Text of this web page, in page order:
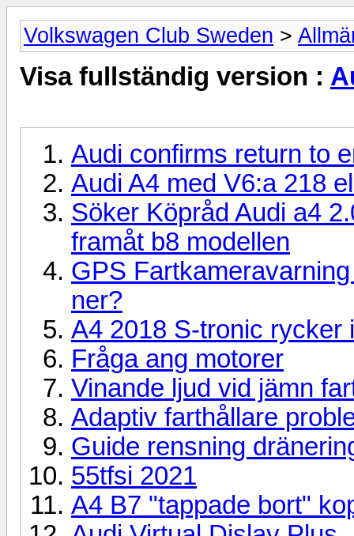
Volkswagen Club Sweden >
Visa fullständig version :
Audi confirms return to
Audi A4 med V6:a 218
Söker Köpråd Audi a4
framåt b8 modellen
GPS
ner?
A4 2018 S-tronic rycker
Fråga ang motorer
Vinande ljud vid jämn
Adaptiv farthållare
Guide rensning
55tfsi 2021
A4 B7 "tappade bort"